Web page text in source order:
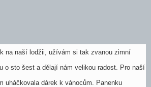
na naší lodžii, užívám si tak zvanou zimní
o sto šest a dělají nám velikou radost. Pro naší
uháčkovala dárek k vánocům. Panenku